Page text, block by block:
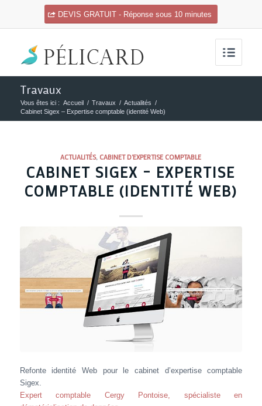
DEVIS GRATUIT - Réponse sous 10 minutes
Travaux
Vous êtes ici : Accueil / Travaux / Actualités /
Cabinet Sigex – Expertise comptable (identité Web)
ACTUALITÉS, CABINET D'EXPERTISE COMPTABLE
CABINET SIGEX – EXPERTISE
COMPTABLE (IDENTITÉ WEB)
Refonte identité Web pour le cabinet d’expertise comptable
Sigex.
Expert comptable Cergy Pontoise, spécialiste en